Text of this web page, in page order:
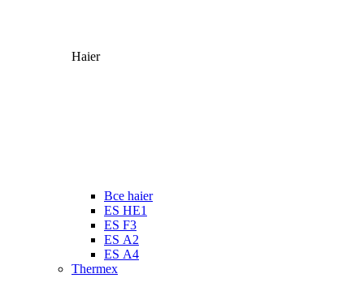
Haier
Все haier
ES HE1
ES F3
ES А2
ES А4
Thermex